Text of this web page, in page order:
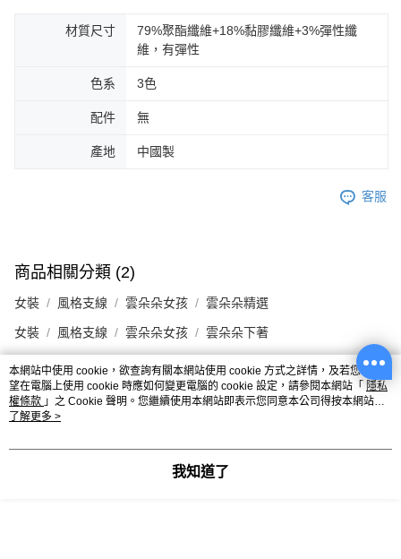
材質尺寸
79%聚酯纖維+18%黏膠纖維+3%彈性纖
維，有彈性
色系 3色
配件 無
產地 中國製
客服
商品相關分類 (2)
女裝 風格支線 雲朵朵女孩 雲朵朵精選
女裝 風格支線 雲朵朵女孩 雲朵朵下著
你可能有興趣的商品全站排行
熱門標籤
本網站中使用 cookie，欲查詢有關本網站使用 cookie 方式之詳情，及若您不希
望在電腦上使用 cookie 時應如何變更電腦的 cookie 設定，請參閱本網站「 隱私
權條款 」之 Cookie 聲明。您繼續使用本網站即表示您同意本公司得按本網站使
用條款之 Cookie 聲明使用 cookie。
了解更多 >
我知道了